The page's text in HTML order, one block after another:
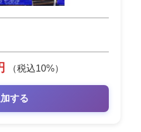
（税込10%）
する